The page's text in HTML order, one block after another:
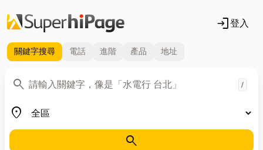
login登入
關鍵字搜尋 電話 進階 產品 地址
search
關鍵字 /
place
地區
search